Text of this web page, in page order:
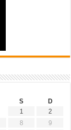
S
D
1
2
8
9